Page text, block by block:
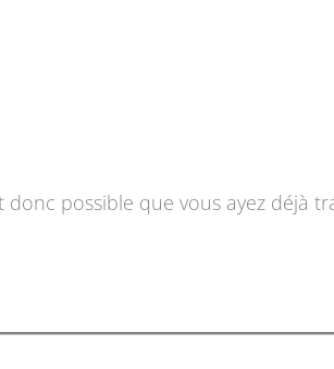
possible que vous ayez déjà